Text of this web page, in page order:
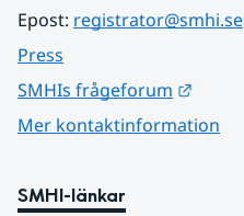
Epost: registrator@smhi.se
Press
SMHIs frågeforum
Mer kontaktinformation
SMHI-länkar